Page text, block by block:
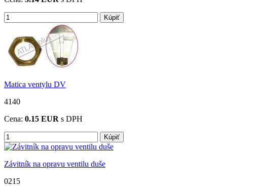
Kúpiť
Matica ventylu DV
4140
Cena: 0.15 EUR s DPH
Kúpiť
Závitník na opravu ventilu duše
0215